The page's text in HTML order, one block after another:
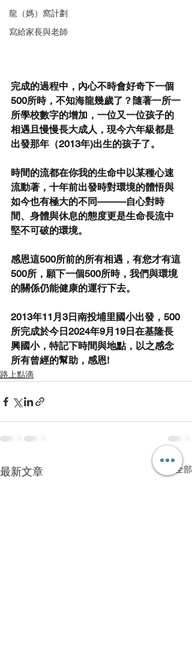
龍（媽）窩計劃
寫給家長與老師
完成的過程中，內心不時會好奇下一個
500所時，不知海龍幾歲了？隨著一所一
所學校數字的增加，一位又一位孩子的
相遇且慢慢長大成人，現今六年級都是
出發那年（2013年)出生的孩子了。
時間的流都在你我的生命中以某種心速
流動著，十年前出發時對環境的體悟與
如今也有極大的不同———自心對時
間、身體與休息的態度更是生命長流中
堅不可破的環境。
感恩這500所前的所有相遇，有您才有這
500所，願下一個500所時，我們與環境
的關係仍能健康的運行下去。
2013年11月3日南投埔里國小出發，500
所完成於今日2024年9月19日在基隆長
興國小，特記下時間與地點，以之感念
所有曾經的幫助，感恩!
路上點滴
最新文章 查看全部